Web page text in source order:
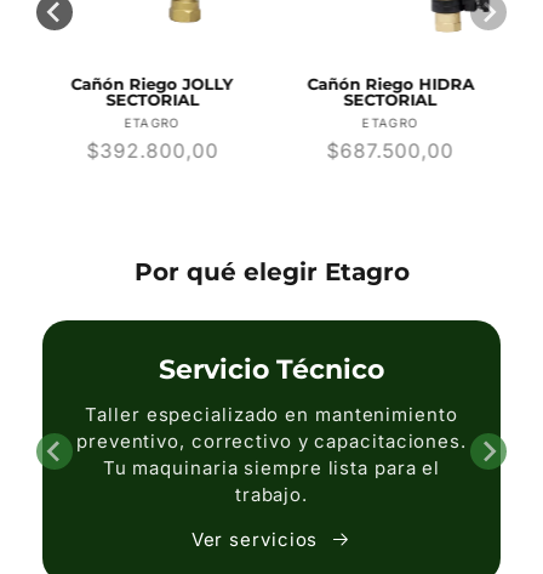
Cañón Riego JOLLY
SECTORIAL
Proveedor:
ETAGRO
Precio
$392.800,00
Cañón Riego HIDRA
SECTORIAL
Proveedor:
ETAGRO
Precio
$687.500,00
Por qué elegir Etagro
Servicio Técnico
Taller especializado en mantenimiento
preventivo, correctivo y capacitaciones.
Tu maquinaria siempre lista para el
trabajo.
Ver servicios